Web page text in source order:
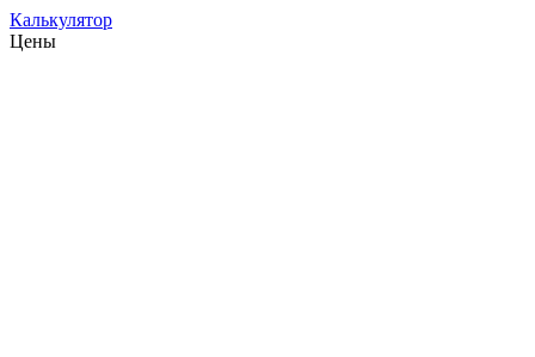
Калькулятор
Цены